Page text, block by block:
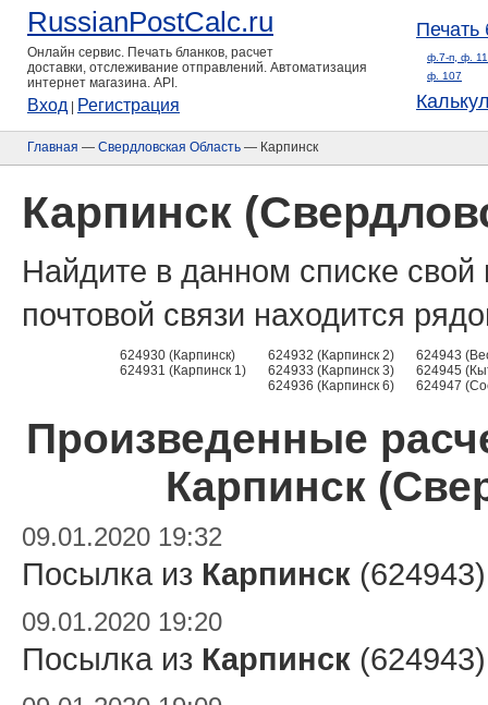
RussianPostCalc.ru
Онлайн сервис. Печать бланков, расчет
доставки, отслеживание отправлений. Автоматизация
интернет магазина. API.
Вход Регистрация
Печать
ф.7-п, ф.
ф. 107
Главная — Свердловская Область — Карпинск
Карпинск
Найдите в данном списке
почтовой связи находится
624930 (Карпинск)
624931 (Карпинск 1)
624932 (Карпинск 2)
624933 (Карпинск 3)
624936 (Карпинск 6)
624943
624945
624947
Произведенные
Карпинск
09.01.2020 19:32
Посылка из Карпинск
09.01.2020 19:20
Посылка из Карпинск